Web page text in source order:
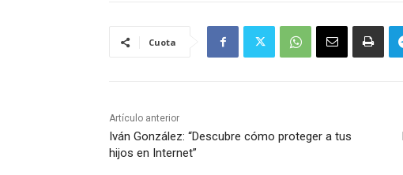
Cuota
Artículo anterior
Iván González: “Descubre cómo proteger a tus
hijos en Internet”